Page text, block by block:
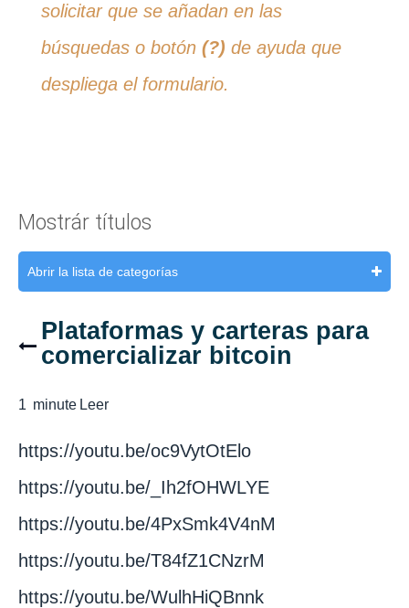
solicitar que se añadan en las
búsquedas o botón (?) de ayuda que
despliega el formulario.
Mostrár títulos
Abrir la lista de categorías
Plataformas y carteras para
comercializar bitcoin
1 minute Leer
https://youtu.be/oc9VytOtElo
https://youtu.be/_Ih2fOHWLYE
https://youtu.be/4PxSmk4V4nM
https://youtu.be/T84fZ1CNzrM
https://youtu.be/WulhHiQBnnk